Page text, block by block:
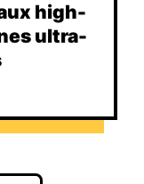
high-
ultra-